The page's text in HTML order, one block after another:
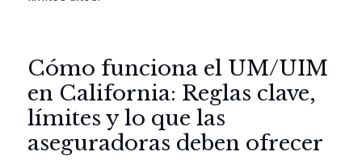
Cómo funciona el UM/UIM
en California: Reglas clave,
límites y lo que las
aseguradoras deben ofrecer